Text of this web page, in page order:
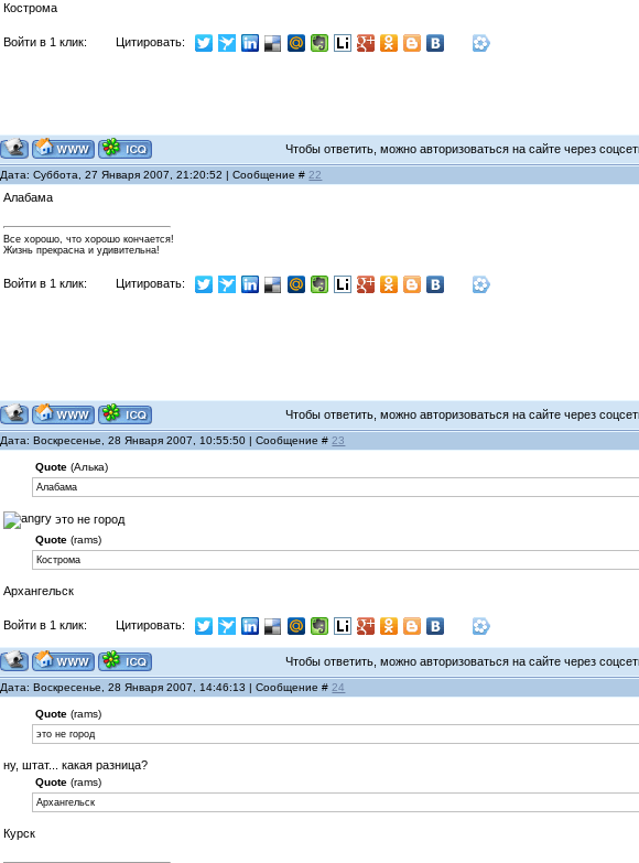
Кострома
Войти в 1 клик: Цитировать:
Чтобы ответить, можно авторизоваться на сайте через
Дата: Суббота, 27 Января 2007, 21:20:52 | Сообщение # 22
Алабама
Все хорошо, что хорошо кончается!
Жизнь прекрасна и удивительна!
Войти в 1 клик: Цитировать:
Чтобы ответить, можно авторизоваться на сайте через
Дата: Воскресенье, 28 Января 2007, 10:55:50 | Сообщение # 23
Quote (Алька)
Алабама
это не город
Quote (rams)
Кострома
Архангельск
Войти в 1 клик: Цитировать:
Чтобы ответить, можно авторизоваться на сайте через
Дата: Воскресенье, 28 Января 2007, 14:46:13 | Сообщение # 24
Quote (rams)
это не город
ну, штат... какая разница?
Quote (rams)
Архангельск
Курск